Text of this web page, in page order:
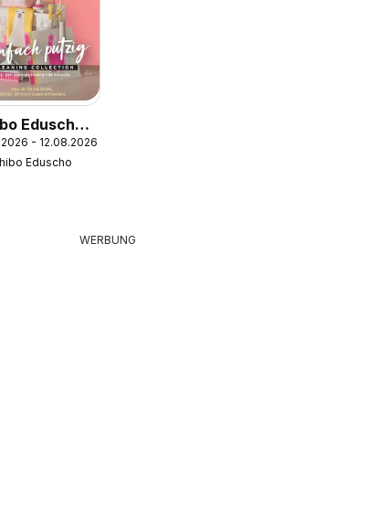
Eduscho
Magazin
- 12.08.2026
Eduscho
WERBUNG